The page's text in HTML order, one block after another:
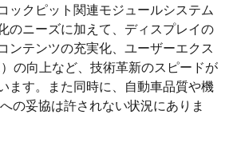
ックピット関連モジュールシステム
のニーズに加えて、ディスプレイの
ンテンツの充実化、ユーザーエクス
の向上など、技術革新のスピードが
ます。また同時に、自動車品質や機
の妥協は許されない状況にありま